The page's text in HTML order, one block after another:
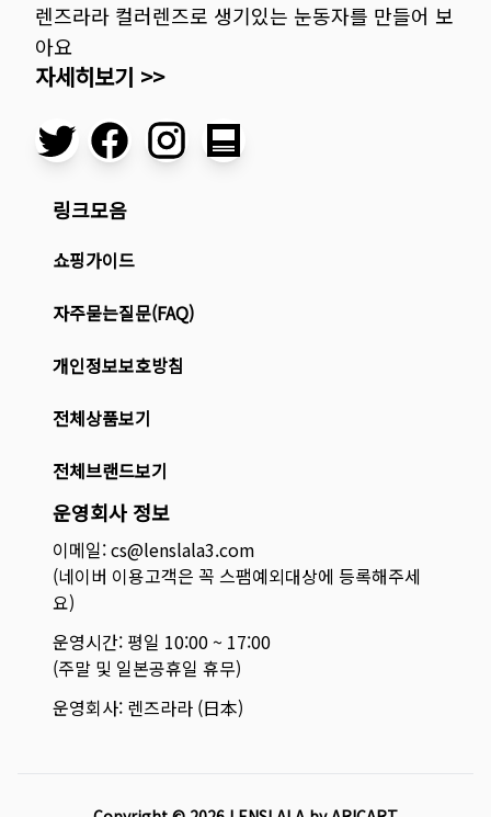
렌즈라라 컬러렌즈로 생기있는 눈동자를 만들어 보
아요
자세히보기 >>
링크모음
쇼핑가이드
자주묻는질문(FAQ)
개인정보보호방침
전체상품보기
전체브랜드보기
운영회사 정보
이메일: cs@lenslala3.com
(네이버 이용고객은 꼭 스팸예외대상에 등록해주세
요)
운영시간: 평일 10:00 ~ 17:00
(주말 및 일본공휴일 휴무)
운영회사: 렌즈라라 (日本)